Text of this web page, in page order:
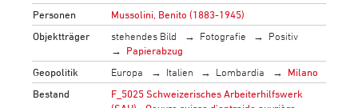
Personen
Mussolini, Benito (1883-1945)
Objektträger
stehendes Bild Fotografie
Positiv
Papierabzug
Geopolitik
Europa Italien Lombardia
Milano
Bestand
F_5025 Schweizerisches Arbeiterhilfswerk